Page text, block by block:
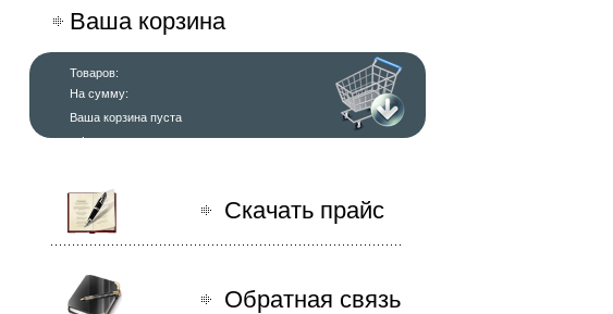
Ваша корзина
Товаров:
На сумму:
Ваша корзина пуста
оформить заказ
Скачать прайс
Обратная связь